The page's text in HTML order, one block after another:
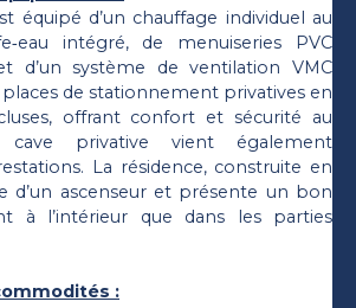
équipé d’un chauffage individuel au
intégré, de menuiseries PVC
d’un système de ventilation VMC
de stationnement privatives en
offrant confort et sécurité au
cave privative vient également
La résidence, construite en
d’un ascenseur et présente un bon
à l’intérieur que dans les parties
: